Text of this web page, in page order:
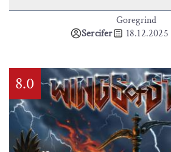
Goregrind
Sercifer
18.12.2025
8.0